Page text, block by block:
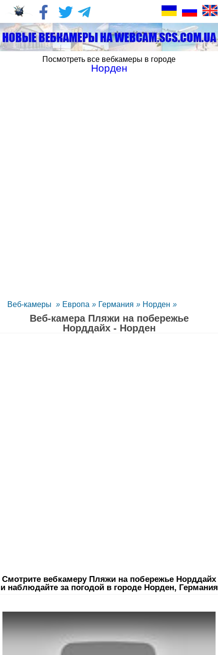
Посмотреть все вебкамеры в городе
Норден
Веб-камеры » Европа » Германия » Норден »
Веб-камера Пляжи на побережье
Норддайх - Норден
Смотрите вебкамеру Пляжи на побережье Норддайх
и наблюдайте за погодой в городе Норден, Германия